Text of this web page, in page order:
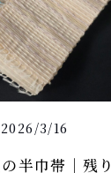
2026/3/16
半巾帯｜残り